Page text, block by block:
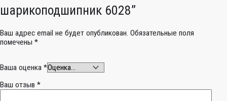
шарикоподшипник 6028”
Ваш адрес email не будет опубликован. Обязательные поля
помечены *
Ваша оценка *
Ваш отзыв *